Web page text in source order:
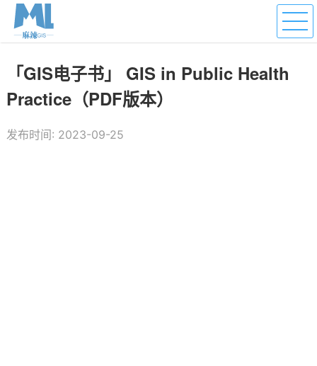
「GIS电子书」 GIS in Public Health
Practice（PDF版本）
发布时间: 2023-09-25